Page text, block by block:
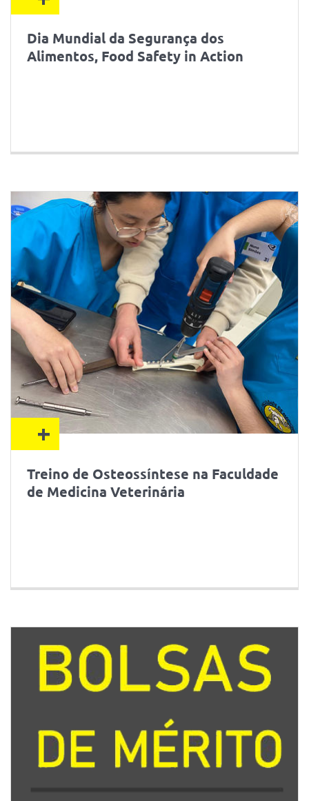
Dia Mundial da Segurança dos
Alimentos, Food Safety in Action
+
Treino de Osteossíntese na Faculdade
de Medicina Veterinária